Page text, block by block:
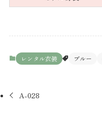
レンタル衣装 ブルー
A-028